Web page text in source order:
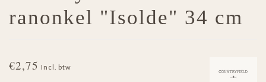
ranonkel "Isolde" 34 cm
€2,75 Incl. btw